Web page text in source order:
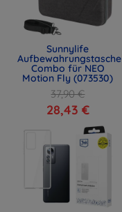
Sunnylife
Aufbewahrungstasche
Combo für NEO
Motion Fly (073530)
37,90 €
28,43 €